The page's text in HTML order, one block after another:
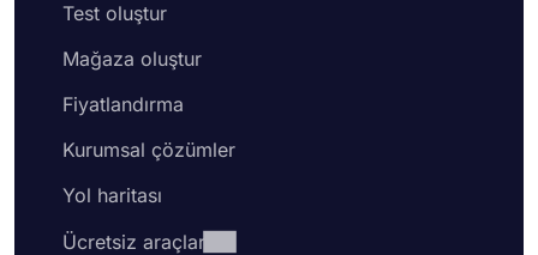
Test oluştur
Mağaza oluştur
Fiyatlandırma
Kurumsal çözümler
Yol haritası
Ücretsiz araçlar